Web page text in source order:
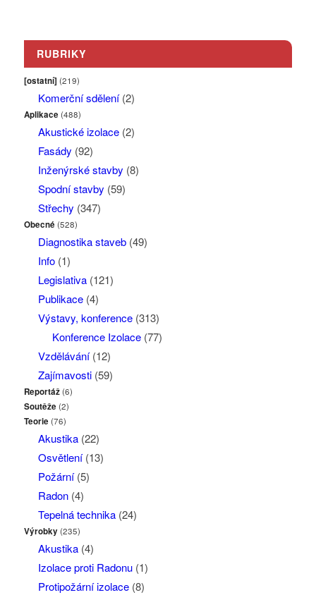
RUBRIKY
[ostatní] (219)
Komerční sdělení(2)
Aplikace (488)
Akustické izolace(2)
Fasády (92)
Inženýrské stavby (8)
Spodní stavby (59)
Střechy (347)
Obecné (528)
Diagnostika staveb(49)
Info(1)
Legislativa(121)
Publikace(4)
Výstavy, konference(313)
Konference Izolace(77)
Vzdělávání(12)
Zajímavosti(59)
Reportáž(6)
Soutěže (2)
Teorie (76)
Akustika(22)
Osvětlení(13)
Požární(5)
Radon(4)
Tepelná technika(24)
Výrobky(235)
Akustika(4)
Izolace proti Radonu(1)
Protipožární izolace(8)